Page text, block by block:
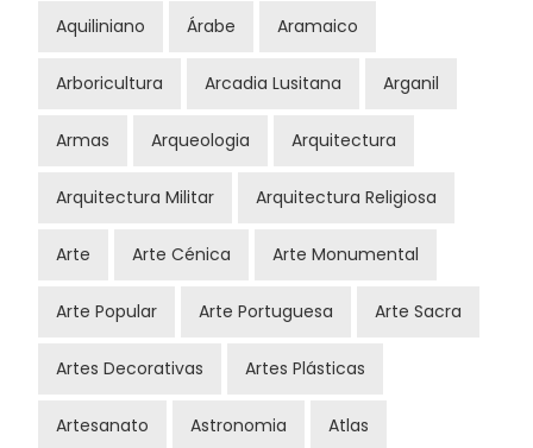
Aquiliniano Árabe Aramaico
Arboricultura Arcadia Lusitana Arganil
Armas Arqueologia Arquitectura
Arquitectura Militar Arquitectura Religiosa
Arte Arte Cénica Arte Monumental
Arte Popular Arte Portuguesa Arte Sacra
Artes Decorativas Artes Plásticas
Artesanato Astronomia Atlas